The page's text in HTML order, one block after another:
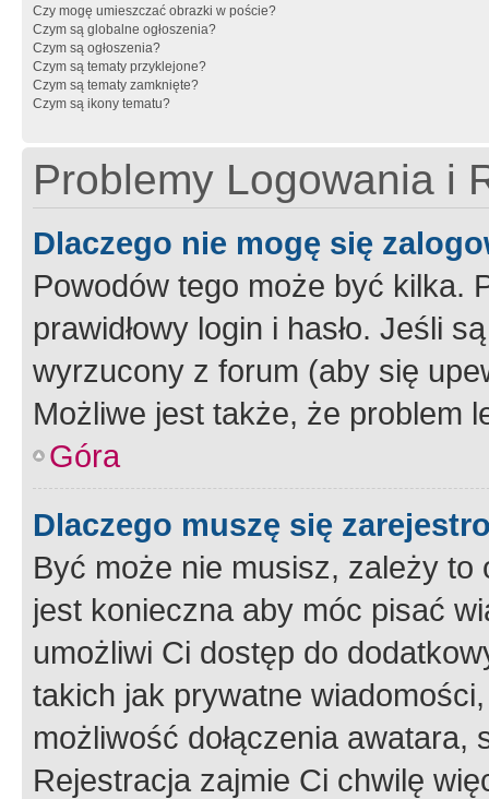
Czy mogę umieszczać obrazki w poście?
Czym są globalne ogłoszenia?
Czym są ogłoszenia?
Czym są tematy przyklejone?
Czym są tematy zamknięte?
Czym są ikony tematu?
Problemy Logowania i
Dlaczego nie mogę się
Powodów tego może być kilka.
prawidłowy login i hasło. Jeśli
wyrzucony z forum (aby się
Możliwe jest także, że problem
Góra
Dlaczego muszę się
Być może nie musisz, zależy
jest konieczna aby móc pisać
umożliwi Ci dostęp do
takich jak prywatne
możliwość dołączenia
Rejestracja zajmie Ci chwilę